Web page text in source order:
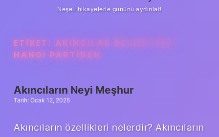
Yasal Uyarı
Neşeli hikayelerle gününü aydınlat!
ETIKET: AKINCILAR BELEDIYESI
HANGI PARTIDEN
Akıncıların Neyi Meşhur
Tarih: Ocak 12, 2025
Akıncıların özellikleri nelerdir? Akıncıların